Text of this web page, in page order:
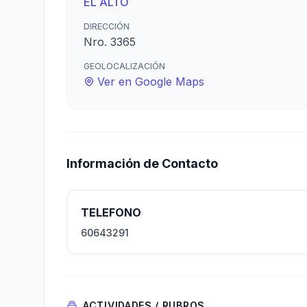
DIRECCIÓN
Nro. 3365
GEOLOCALIZACIÓN
Ver en Google Maps
Información de Contacto
TELEFONO
60643291